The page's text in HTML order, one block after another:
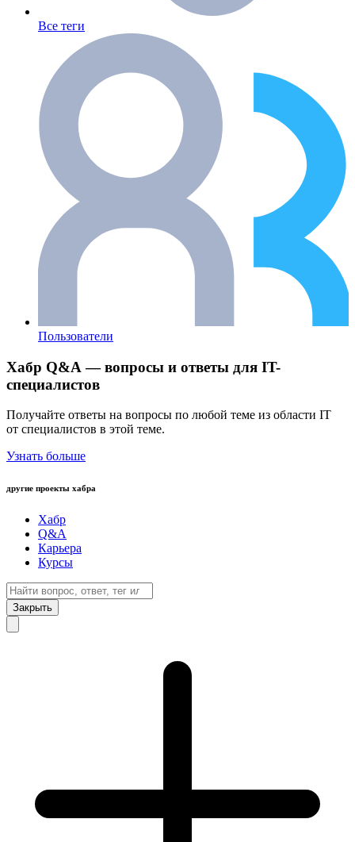
Все теги
Пользователи
Хабр Q&A — вопросы и ответы для IT-
специалистов
Получайте ответы на вопросы по любой теме из области IT
от специалистов в этой теме.
Узнать больше
другие проекты хабра
Хабр
Q&A
Карьера
Курсы
Закрыть